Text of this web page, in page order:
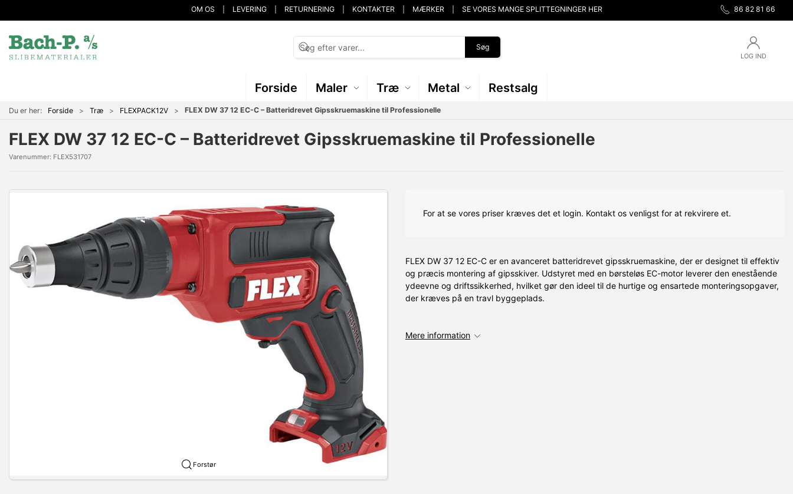
OM OS LEVERING RETURNERING KONTAKTER MÆRKER SE VORES MANGE SPLITTEGNINGER HER 86 82 81 66
Søg
LOG IND
Forside Maler Træ Metal Restsalg
Du er her: Forside Træ FLEXPACK12V FLEX DW 37 12 EC-C – Batteridrevet Gipsskruemaskine til Professionelle
FLEX DW 37 12 EC-C – Batteridrevet Gipsskruemaskine til Professionelle
Varenummer: FLEX531707
Forstør
For at se vores priser kræves det et login. Kontakt os venligst for at rekvirere et.
FLEX DW 37 12 EC-C er en avanceret batteridrevet gipsskruemaskine, der er designet til effektiv
og præcis montering af gipsskiver. Udstyret med en børsteløs EC-motor leverer den enestående
ydeevne og driftssikkerhed, hvilket gør den ideel til de hurtige og ensartede monteringsopgaver,
der kræves på en travl byggeplads.
Mere information